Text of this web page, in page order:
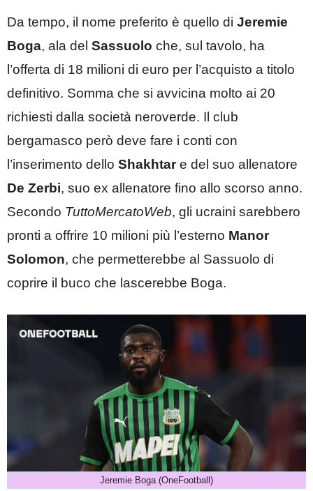
Da tempo, il nome preferito è quello di Jeremie
Boga, ala del Sassuolo che, sul tavolo, ha
l’offerta di 18 milioni di euro per l’acquisto a titolo
definitivo. Somma che si avvicina molto ai 20
richiesti dalla società neroverde. Il club
bergamasco però deve fare i conti con
l’inserimento dello Shakhtare del suo allenatore
De Zerbi, suo ex allenatore fino allo scorso anno.
Secondo TuttoMercatoWeb, gli ucraini sarebbero
pronti a offrire 10 milioni più l’esterno Manor
Solomon, che permetterebbe al Sassuolo di
coprire il buco che lascerebbe Boga.
Jeremie Boga (OneFootball)